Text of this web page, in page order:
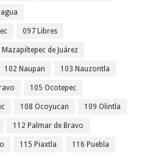
097 Libres
de Juárez
102 Naupan 103 Nauzontla
105 Ocotepec
108 Ocoyucan 109 Olintla
112 Palmar de Bravo
115 Piaxtla 116 Puebla